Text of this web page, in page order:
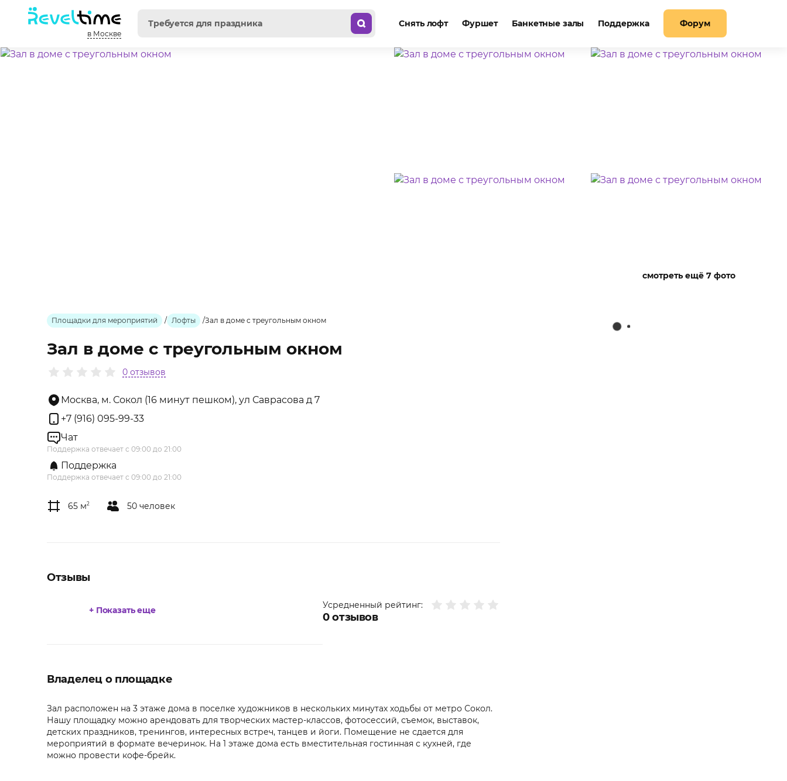
в Москве
Снять лофт Фуршет Банкетные залы Поддержка Форум
смотреть ещё 7 фото
Площадки для мероприятий / Лофты /Зал в доме с треугольным окном
Зал в доме с треугольным окном
0 отзывов
Москва, м. Сокол (16 минут пешком), ул Саврасова д 7
+7 (916) 095-99-33
Чат
Поддержка отвечает с 09:00 до 21:00
Поддержка
Поддержка отвечает с 09:00 до 21:00
65 м2 50 человек
Отзывы
Усредненный рейтинг:
0отзывов
+ Показать еще
Владелец о площадке
Зал расположен на 3 этаже дома в поселке художников в нескольких минутах ходьбы от метро Сокол.
Нашу площадку можно арендовать для творческих мастер-классов, фотосессий, съемок, выставок,
детских праздников, тренингов, интересных встреч, танцев и йоги. Помещение не сдается для
мероприятий в формате вечеринок. На 1 этаже дома есть вместительная гостинная с кухней, где
можно провести кофе-брейк.